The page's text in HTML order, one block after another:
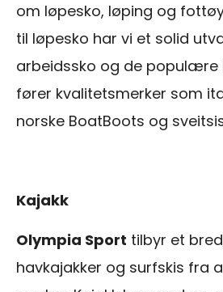
om løpesko, løping og
til løpesko har vi et solid
arbeidssko og de populære
fører kvalitetsmerker som
norske BoatBoots og
Kajakk
Olympia Sport tilbyr et
havkajakker og surfskis fra